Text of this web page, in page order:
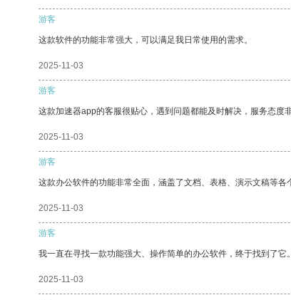
游客
这款软件的功能非常强大，可以满足我日常使用的需求。
2025-11-03
游客
这款加速器app的客服很贴心，遇到问题都能及时解决，服务态度非
2025-11-03
游客
这款办公软件的功能非常全面，涵盖了文档、表格、演示文稿等
2025-11-03
游客
我一直在寻找一款功能强大、操作简单的办公软件，终于找到了
2025-11-03